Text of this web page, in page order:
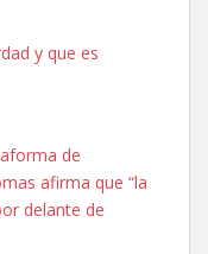
tiene miedo a la
y que es
de
afirma que “la
delante de